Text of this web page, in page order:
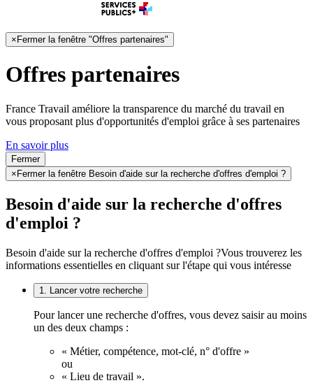
× Fermer la fenêtre "Offres partenaires"
Offres partenaires
France Travail améliore la transparence du marché du travail en
vous proposant plus d'opportunités d'emploi grâce à ses partenaires
En savoir plus
Fermer
× Fermer la fenêtre Besoin d'aide sur la recherche d'offres d'emploi ?
Besoin d'aide sur la recherche d'offres
d'emploi ?
Besoin d'aide sur la recherche d'offres d'emploi ?Vous trouverez les
informations essentielles en cliquant sur l'étape qui vous intéresse
1. Lancer votre recherche
Pour lancer une recherche d'offres, vous devez saisir au moins
un des deux champs :
« Métier, compétence, mot-clé, n° d'offre »
ou
« Lieu de travail ».